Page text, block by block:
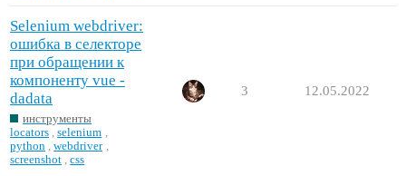
Selenium webdriver:
ошибка в селекторе
при обращении к
компоненту vue -
dadata
инструменты
locators ,selenium
python
,webdriver
screenshot ,css
3 12.05.2022